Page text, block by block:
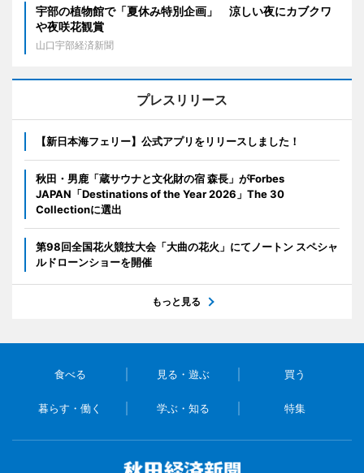
宇部の植物館で「夏休み特別企画」 涼しい夜にカブクワ
や夜咲花観賞
山口宇部経済新聞
プレスリリース
【新日本海フェリー】公式アプリをリリースしました！
秋田・男鹿「蔵サウナと文化財の宿 森長」がForbes
JAPAN「Destinations of the Year 2026」The 30
Collectionに選出
第98回全国花火競技大会「大曲の花火」にてノートン スペシャ
ルドローンショーを開催
もっと見る
食べる 見る・遊ぶ 買う
暮らす・働く 学ぶ・知る 特集